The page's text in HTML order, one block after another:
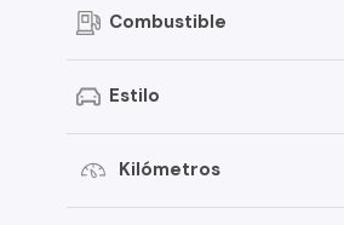
S-10
Montana
Corsa
Combustible
Estilo
Kilómetros